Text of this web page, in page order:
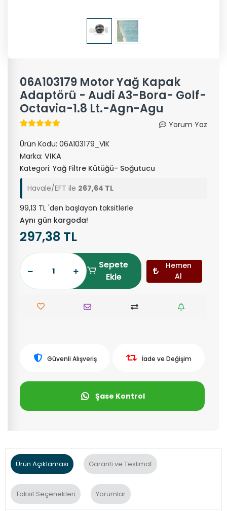
06A103179 Motor Yağ Kapak
Adaptörü - Audi A3-Bora- Golf-
Octavia-1.8 Lt.-Agn-Agu
Yorum Yaz
Ürün Kodu: 06A103179_VIK
Marka: VIKA
Kategori: Yağ Filtre Kütüğü- Soğutucu
Havale/EFT ile 267,64 TL
99,13 TL 'den başlayan taksitlerle
Aynı gün kargoda!
297,38 TL
Sepete
Ekle
Hemen
Al
Güvenli Alışveriş İade ve Değişim
Şase Kontrol
Ürün Açıklaması Garanti ve Teslimat
Taksit Seçenekleri Yorumlar